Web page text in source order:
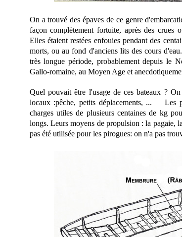
On a trouvé des épaves de ce genre
façon complètement fortuite, après des crues
Elles étaient restées enfouies pendant des
morts, ou au fond d'anciens lits des cours
très longue période, probablement depuis le
Gallo-romaine, au Moyen Age et
Quel pouvait être l'usage de ces bateaux ?
locaux :pêche, petits déplacements, ... Les
charges utiles de plusieurs centaines de kg
longs. Leurs moyens de propulsion : la pagaie,
pas été utilisée pour les pirogues: on n'a pas